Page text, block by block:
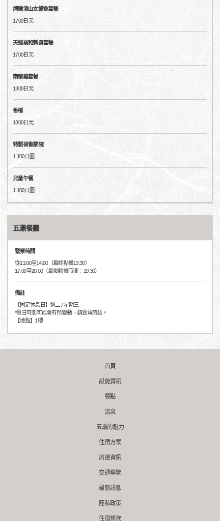
烤鹽漬山女鱒魚套餐
1700日元
天婦羅和刺身套餐
1700日元
南蠻雞套餐
1300日元
香檳
1300日元
特製荷魯蒙碗
1,100日圓
兒童午餐
1,100日圓
五瀨餐廳
營業時間
從11:00至14:00（最終點餐13:30）
17:00至20:00（最後點餐時間：19:30）
備註
【固定休息日】週二 / 星期三
*假日時間可能會有所變動，請致電確認。
【地點】1樓
首頁
設施資訊
餐點
溫泉
五瀨的魅力
住宿方案
周邊資訊
交通導覽
最新訊息
隱私政策
住宿條款